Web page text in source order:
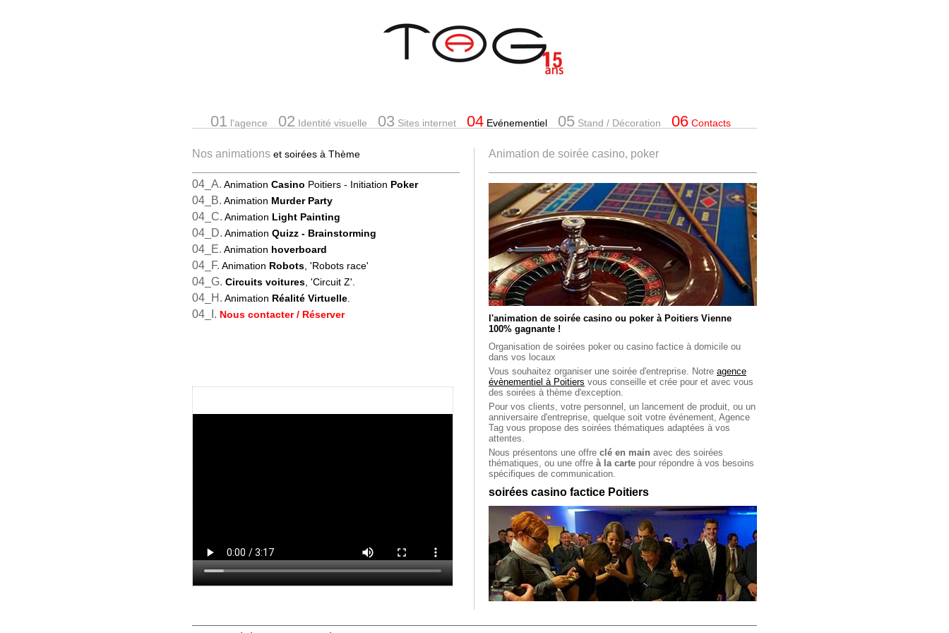
01 l'agence 02 Identité visuelle 03 Sites internet 04Evénementiel 05Stand / Décoration 06Contacts
Nos animations et soirées à Thème
04_A. Animation Casino Poitiers - Initiation Poker
04_B. Animation Murder Party
04_C. Animation Light Painting
04_D. Animation Quizz - Brainstorming
04_E. Animation hoverboard
04_F. Animation Robots , 'Robots race'
04_G. Circuits voitures , 'Circuit Z'.
04_H. Animation Réalité Virtuelle
04_I. Nous contacter / Réserver
Animation de soirée casino, poker
l'animation de soirée casino ou poker à Poitiers Vienne
100% gagnante !
Organisation de soirées poker ou casino factice à domicile ou
dans vos locaux
Vous souhaitez organiser une soirée d'entreprise. Notre agence
évènementiel à Poitiers vous conseille et crée pour et avec vous
des soirées à thème d'exception.
Pour vos clients, votre personnel, un lancement de produit, ou un
anniversaire d'entreprise, quelque soit votre événement, Agence
Tag vous propose des soirées thématiques adaptées à vos
attentes.
Nous présentons une offre clé en main avec des soirées
thématiques, ou une offre à la carte pour répondre à vos besoins
spécifiques de communication.
soirées casino factice Poitiers